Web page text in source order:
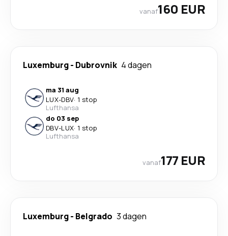
vanaf160 EUR
Luxemburg- Dubrovnik 4 dagen
ma 31 aug
LUX-DBV· 1 stop
Lufthansa
do 03 sep
DBV-LUX· 1 stop
Lufthansa
vanaf177 EUR
Luxemburg- Belgrado 3 dagen